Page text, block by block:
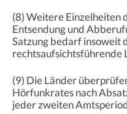
(8) Weitere Einzelheiten
Entsendung und
Satzung bedarf insoweit
rechtsaufsichtsführende
(9) Die Länder
Hörfunkrates nach
jeder zweiten